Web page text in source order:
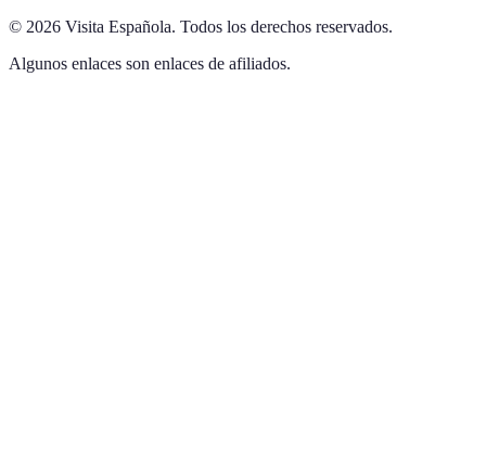
© 2026 Visita Española. Todos los derechos reservados.
Algunos enlaces son enlaces de afiliados.